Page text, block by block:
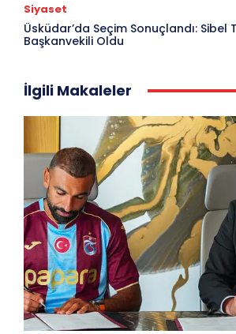
Siyaset
Üsküdar’da Seçim Sonuçlandı: Sibel
Başkanvekili Oldu
İlgili Makaleler